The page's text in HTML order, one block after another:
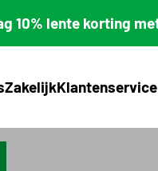
met "ZOMER10"!
ZakelijkKlantenservice